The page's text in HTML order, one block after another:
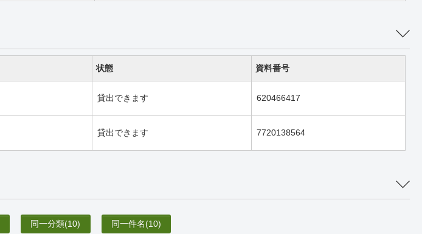
状態 資料番号
貸出できます 620466417
貸出できます 7720138564
同一分類(10) 同一件名(10)